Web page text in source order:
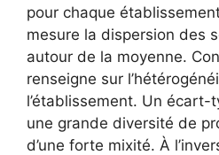
pour chaque
mesure la dispersion des
autour de la moyenne.
renseigne sur
l’établissement. Un écart-
une grande diversité de
d’une forte mixité. À